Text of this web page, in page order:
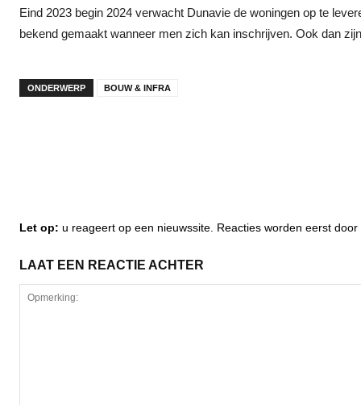
Eind 2023 begin 2024 verwacht Dunavie de woningen op te
bekend gemaakt wanneer men zich kan inschrijven. Ook dan
ONDERWERP BOUW & INFRA
Let op: u reageert op een nieuwssite. Reacties worden eerst
LAAT EEN REACTIE ACHTER